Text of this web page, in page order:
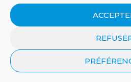
MENTIONS LÉGALES PUBLICITÉ
NOS ÉMISSIONS
CONTACT
© 2026 Tous droits réservés